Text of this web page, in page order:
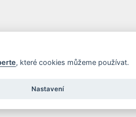
, které cookies můžeme používat.
Nastavení